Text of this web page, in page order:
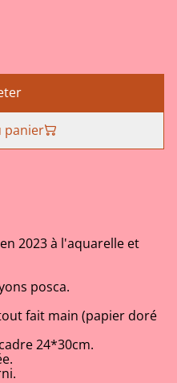
panier
2023 à l'aquarelle et
posca.
fait main (papier doré
24*30cm.